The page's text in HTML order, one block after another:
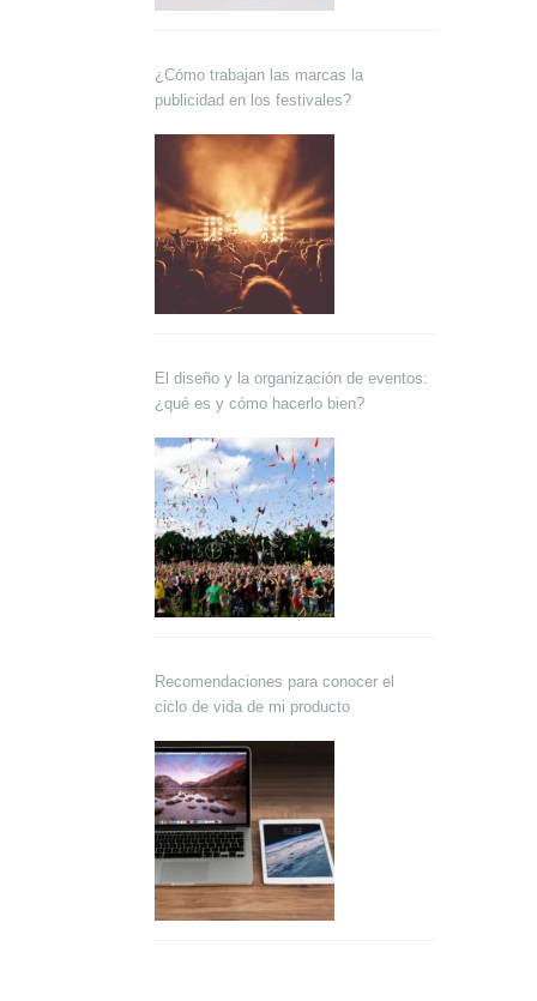
¿Cómo trabajan las marcas la
publicidad en los festivales?
El diseño y la organización de eventos:
¿qué es y cómo hacerlo bien?
Recomendaciones para conocer el
ciclo de vida de mi producto